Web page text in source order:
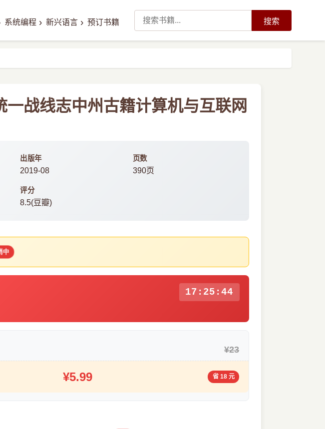
系统编程 › 新兴语言 › 预订书籍 搜索
一战线志中州古籍计算机与互联网
出版年
2019-08
页数
390页
评分
8.5(豆瓣)
中
17:25:43
¥23
¥5.99 省 18 元